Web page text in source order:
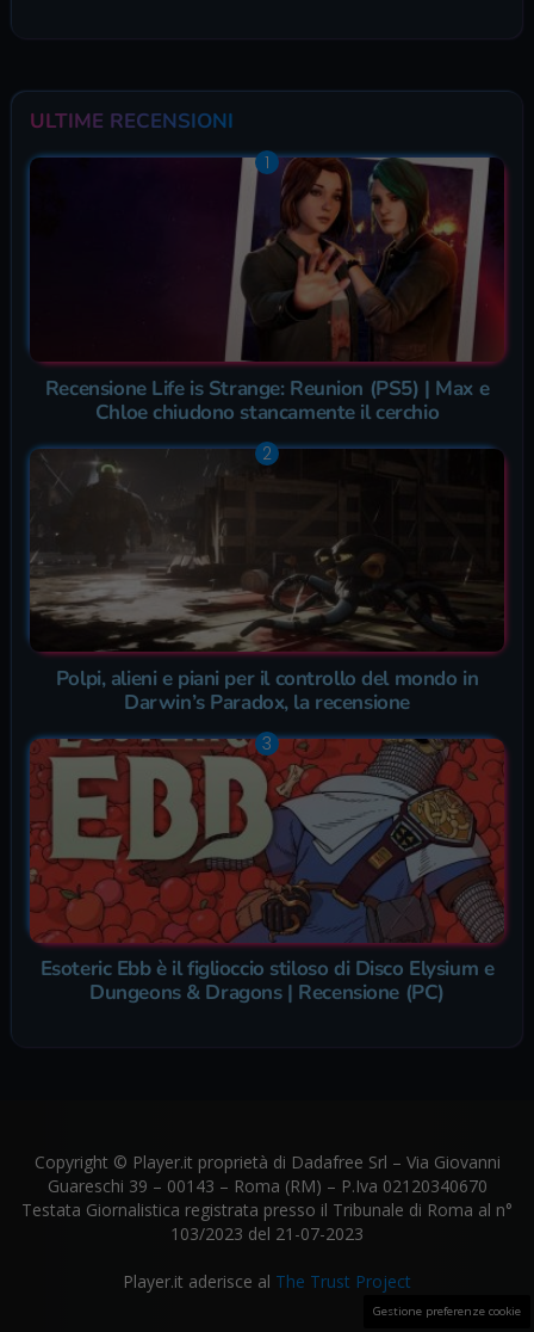
ULTIME RECENSIONI
Recensione Life is Strange: Reunion (PS5) | Max e
Chloe chiudono stancamente il cerchio
Polpi, alieni e piani per il controllo del mondo in
Darwin’s Paradox, la recensione
Esoteric Ebb è il figlioccio stiloso di Disco Elysium e
Dungeons & Dragons | Recensione (PC)
Copyright © Player.it proprietà di Dadafree Srl – Via Giovanni
Guareschi 39 – 00143 – Roma (RM) – P.Iva 02120340670
Testata Giornalistica registrata presso il Tribunale di Roma al n°
103/2023 del 21-07-2023
Player.it aderisce al The Trust Project
Gestione preferenze cookie